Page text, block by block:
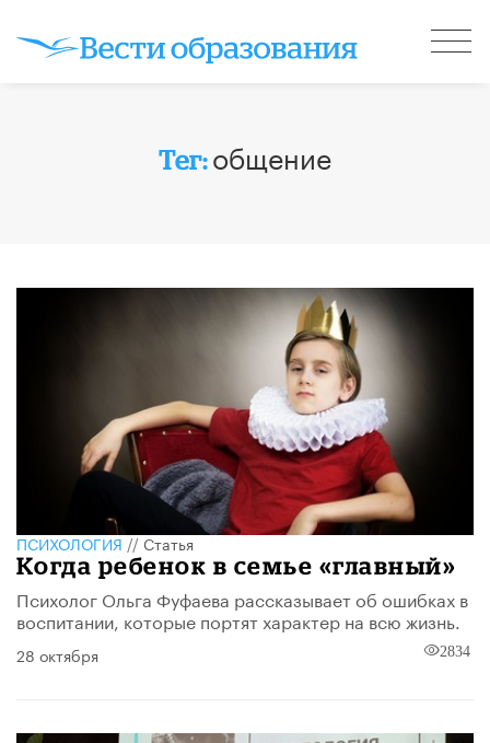
Тег:общение
ПСИХОЛОГИЯ//Статья
Когда ребенок в семье «главный»
Психолог Ольга Фуфаева рассказывает об ошибках в
воспитании, которые портят характер на всю жизнь.
28 октября 2834